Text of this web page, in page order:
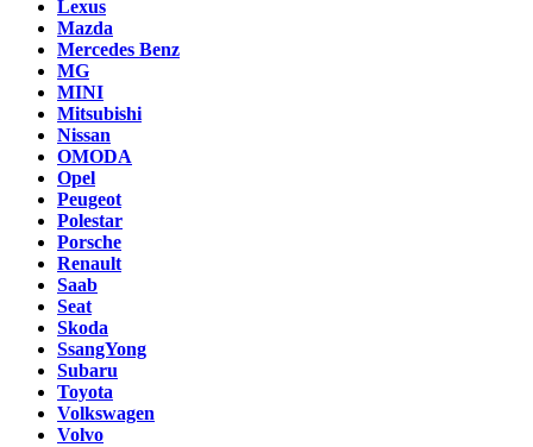
Lexus
Mazda
Mercedes Benz
MG
MINI
Mitsubishi
Nissan
OMODA
Opel
Peugeot
Polestar
Porsche
Renault
Saab
Seat
Skoda
SsangYong
Subaru
Toyota
Volkswagen
Volvo